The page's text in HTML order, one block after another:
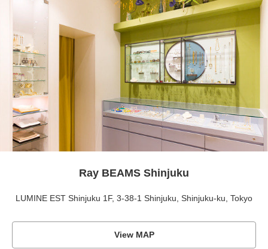
Ray BEAMS Shinjuku
LUMINE EST Shinjuku 1F, 3-38-1 Shinjuku, Shinjuku-ku, Tokyo
View MAP